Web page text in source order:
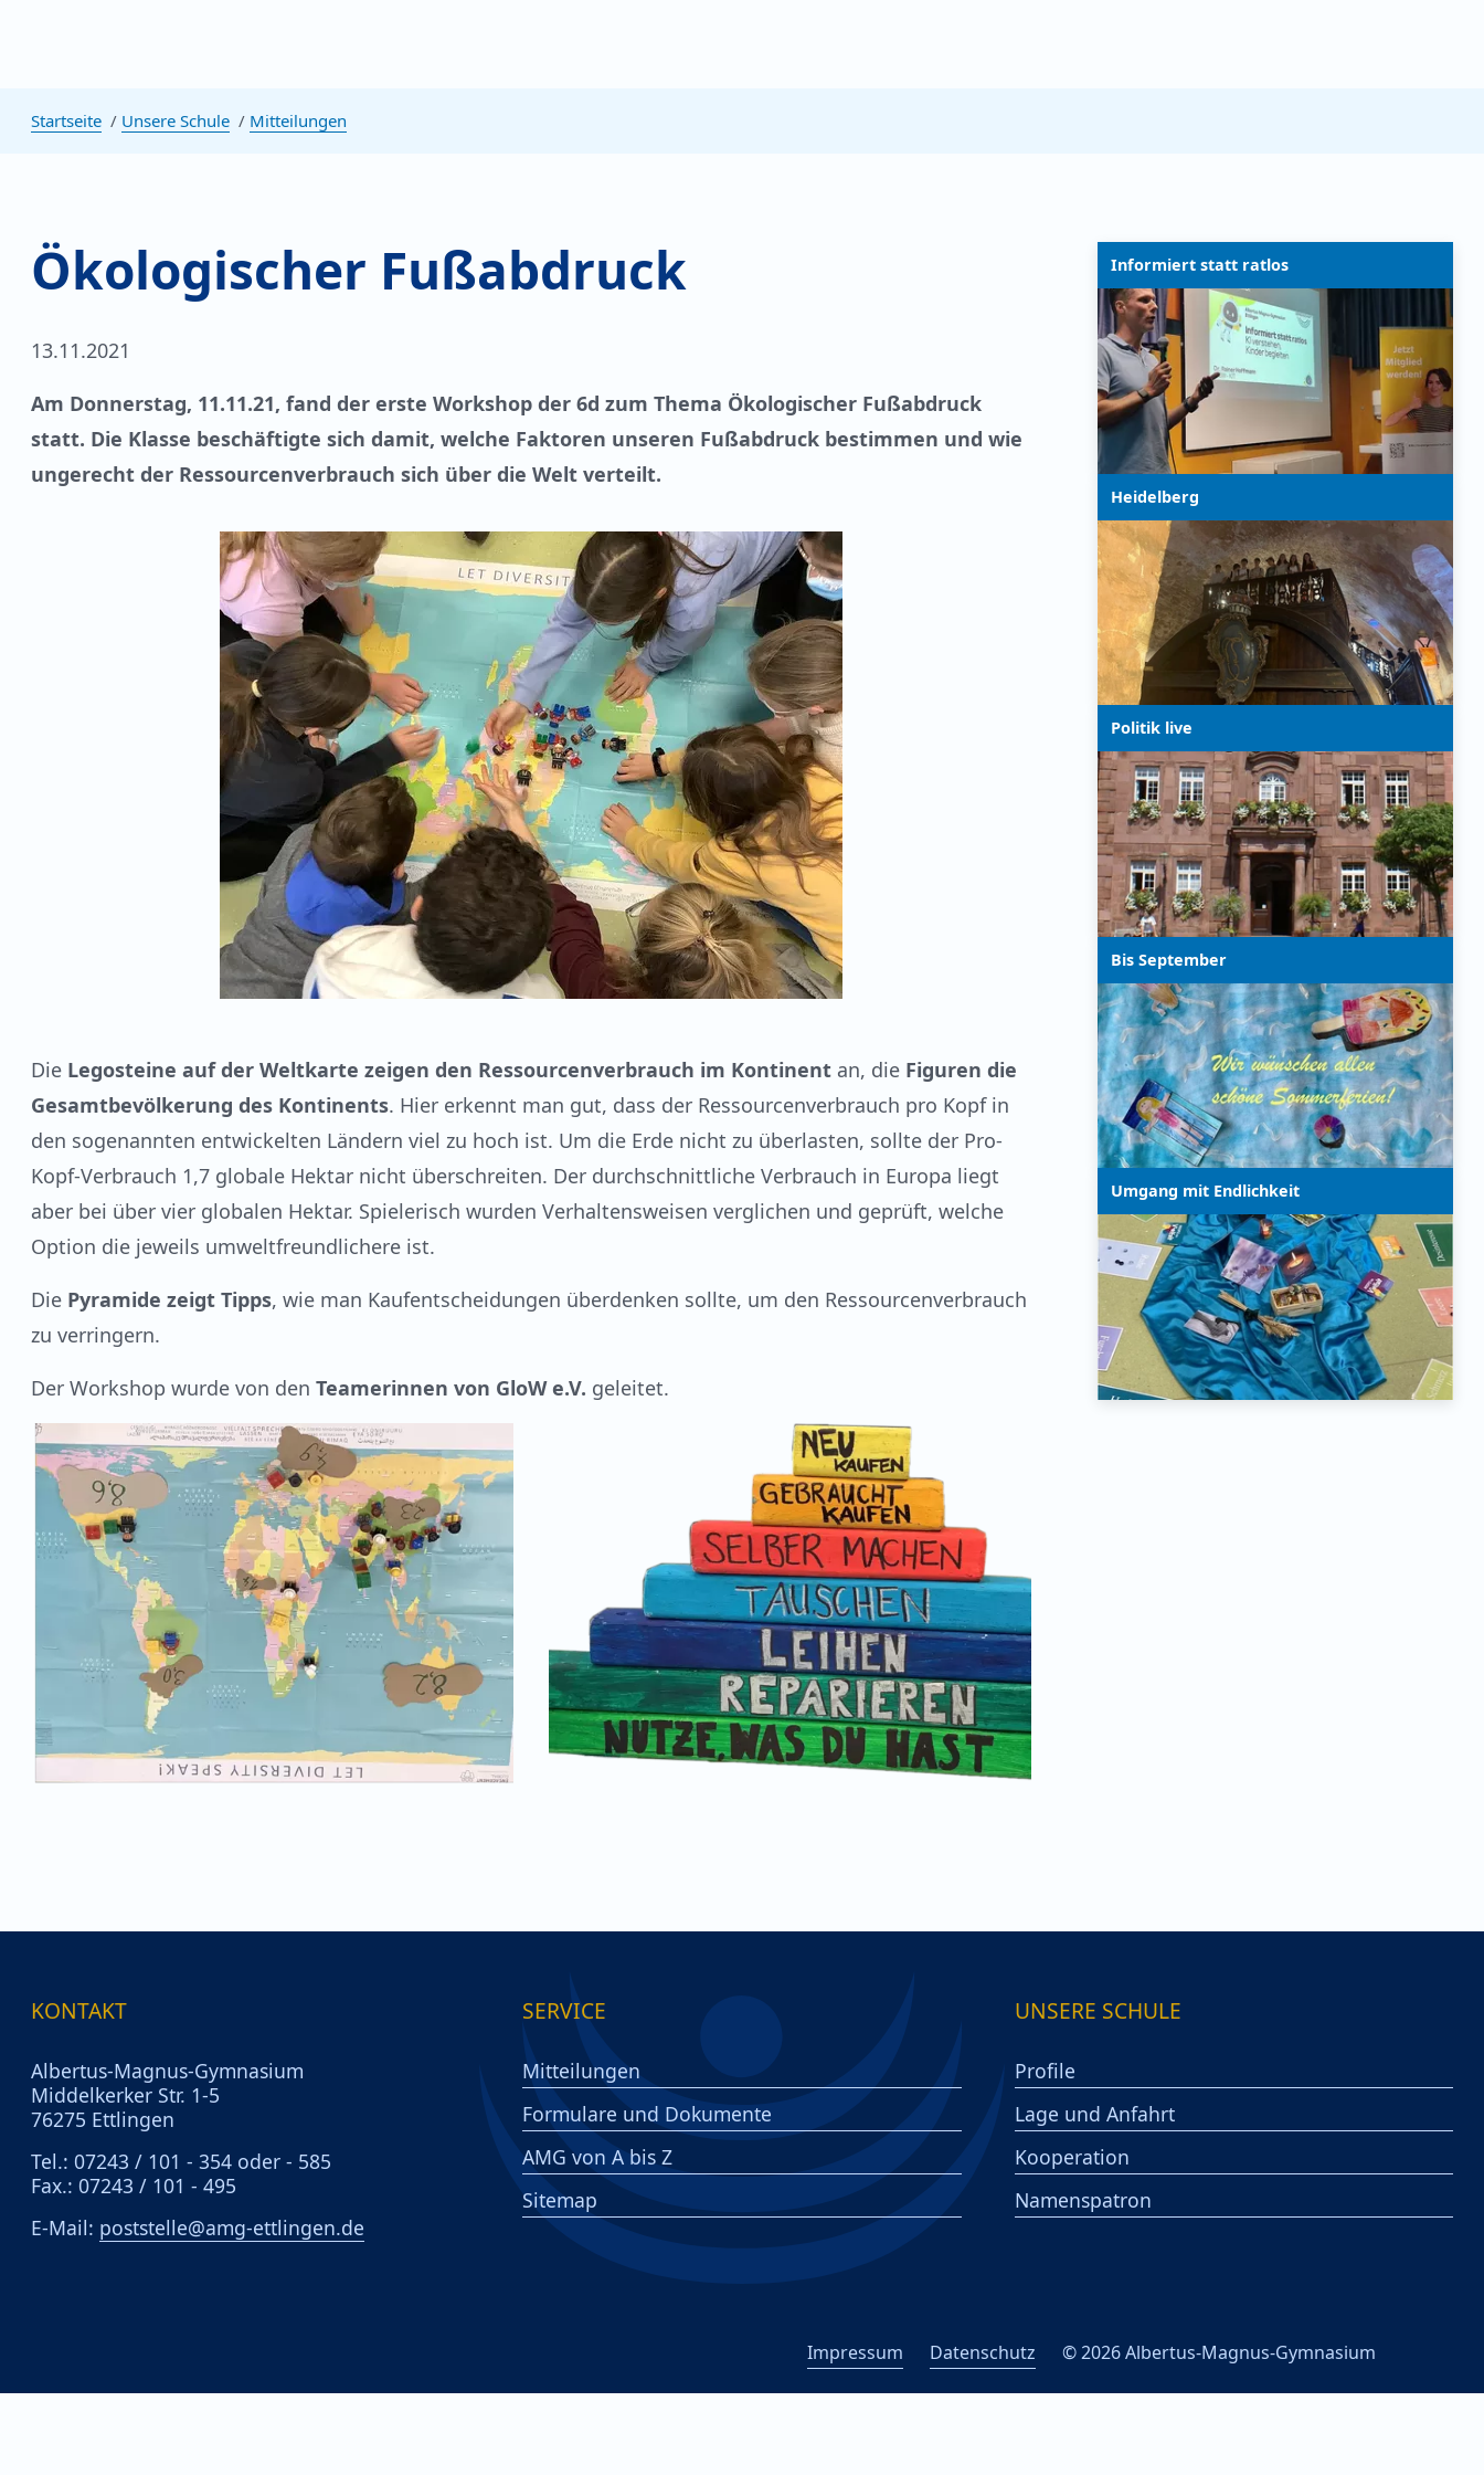
Startseite Unsere Schule Mitteilungen
Ökologischer Fußabdruck
13.11.2021
Am Donnerstag, 11.11.21, fand der erste Workshop der 6d zum Thema Ökologischer Fußabdruck
statt. Die Klasse beschäftigte sich damit, welche Faktoren unseren Fußabdruck bestimmen und wie
ungerecht der Ressourcenverbrauch sich über die Welt verteilt.
Die Legosteine auf der Weltkarte zeigen den Ressourcenverbrauch im Kontinent an, die Figuren die
Gesamtbevölkerung des Kontinents. Hier erkennt man gut, dass der Ressourcenverbrauch pro Kopf in
den sogenannten entwickelten Ländern viel zu hoch ist. Um die Erde nicht zu überlasten, sollte der Pro-
Kopf-Verbrauch 1,7 globale Hektar nicht überschreiten. Der durchschnittliche Verbrauch in Europa liegt
aber bei über vier globalen Hektar. Spielerisch wurden Verhaltensweisen verglichen und geprüft, welche
Option die jeweils umweltfreundlichere ist.
Die Pyramide zeigt Tipps, wie man Kaufentscheidungen überdenken sollte, um den Ressourcenverbrauch
zu verringern.
Der Workshop wurde von den Teamerinnen von GloW e.V. geleitet.
Informiert statt ratlos
Heidelberg
Politik live
Bis September
Umgang mit Endlichkeit
KONTAKT
Albertus-Magnus-Gymnasium
Middelkerker Str. 1-5
76275 Ettlingen
Tel.: 07243 / 101 - 354 oder - 585
Fax.: 07243 / 101 - 495
E-Mail: poststelle@amg-ettlingen.de
SERVICE
Mitteilungen
Formulare und Dokumente
AMG von A bis Z
Sitemap
UNSERE SCHULE
Profile
Lage und Anfahrt
Kooperation
Namenspatron
Impressum Datenschutz © 2026 Albertus-Magnus-Gymnasium